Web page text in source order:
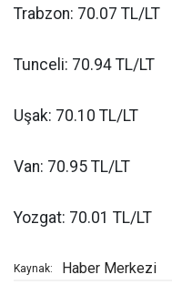
Trabzon: 70.07 TL/LT
Tunceli: 70.94 TL/LT
Uşak: 70.10 TL/LT
Van: 70.95 TL/LT
Yozgat: 70.01 TL/LT
Kaynak: Haber Merkezi